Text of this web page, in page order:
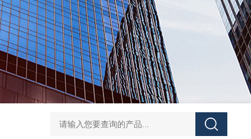
XRF-100S型X荧光测硫仪 JQ-100X标准COD消解器（6管）